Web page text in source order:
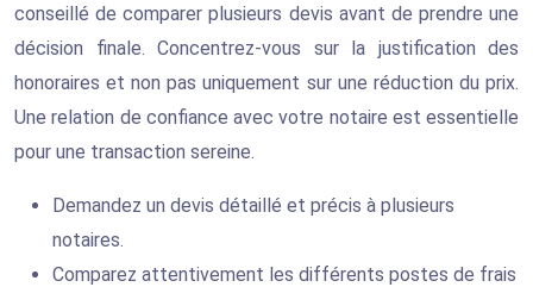
conseillé de comparer plusieurs devis avant de prendre une
décision finale. Concentrez-vous sur la justification des
honoraires et non pas uniquement sur une réduction du prix.
Une relation de confiance avec votre notaire est essentielle
pour une transaction sereine.
Demandez un devis détaillé et précis à plusieurs
notaires.
Comparez attentivement les différents postes de frais